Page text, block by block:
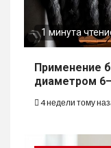
1 минута
Применение
диаметром
4 недели тому